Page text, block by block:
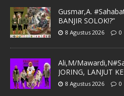
Gusmar,A.
BANJIR SOLOK!?”
8 Agustus 2026 0
Ali,M/
JORING, LANJUT
8 Agustus 2026 0